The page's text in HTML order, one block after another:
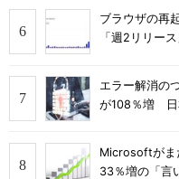
ブラウザの再
「週2リリー
エラー解消の
が108％増 日
Microsoftが
33％増の「言